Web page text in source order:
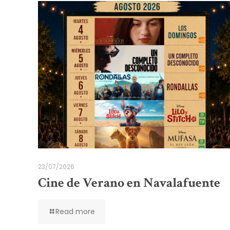
23/07/2026
Cine de Verano en Navalafuente
Read more